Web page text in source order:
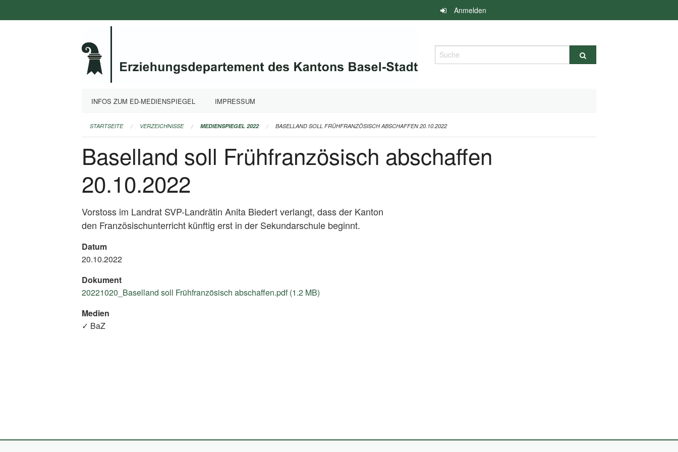
überspringen
Anmelden
Suche
INFOS ZUM ED-MEDIENSPIEGEL IMPRESSUM
STARTSEITE VERZEICHNISSE MEDIENSPIEGEL 2022 BASELLAND SOLL FRÜHFRANZÖSISCH ABSCHAFFEN 20.10.2022
Baselland soll Frühfranzösisch abschaffen
20.10.2022
Vorstoss im Landrat SVP-Landrätin Anita Biedert verlangt, dass der Kanton
den Französischunterricht künftig erst in der Sekundarschule beginnt.
Datum
20.10.2022
Dokument
20221020_Baselland soll Frühfranzösisch abschaffen.pdf (1.2 MB)
Medien
✓ BaZ